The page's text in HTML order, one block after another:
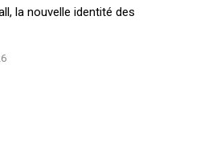
la nouvelle identité des